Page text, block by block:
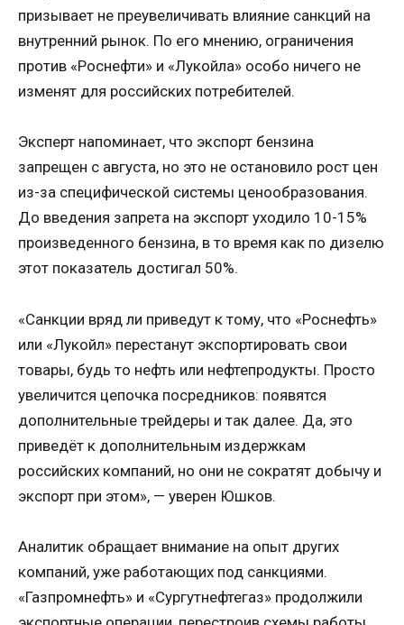
призывает не преувеличивать влияние санкций на
внутренний рынок. По его мнению, ограничения
против «Роснефти» и «Лукойла» особо ничего не
изменят для российских потребителей.
Эксперт напоминает, что экспорт бензина
запрещен с августа, но это не остановило рост цен
из-за специфической системы ценообразования.
До введения запрета на экспорт уходило 10-15%
произведенного бензина, в то время как по дизелю
этот показатель достигал 50%.
«Санкции вряд ли приведут к тому, что «Роснефть»
или «Лукойл» перестанут экспортировать свои
товары, будь то нефть или нефтепродукты. Просто
увеличится цепочка посредников: появятся
дополнительные трейдеры и так далее. Да, это
приведёт к дополнительным издержкам
российских компаний, но они не сократят добычу и
экспорт при этом», — уверен Юшков.
Аналитик обращает внимание на опыт других
компаний, уже работающих под санкциями.
«Газпромнефть» и «Сургутнефтегаз» продолжили